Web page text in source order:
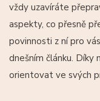
vždy uzavíráte
aspekty, co přesně
povinnosti z ní pro
dnešním článku.
orientovat ve svých